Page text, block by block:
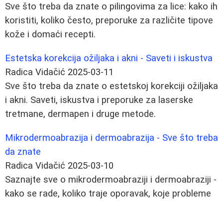
Sve što treba da znate o pilingovima za lice: kako ih
koristiti, koliko često, preporuke za različite tipove
kože i domaći recepti.
Estetska korekcija ožiljaka i akni - Saveti i iskustva
Radica Vidačić 2025-03-11
Sve što treba da znate o estetskoj korekciji ožiljaka
i akni. Saveti, iskustva i preporuke za laserske
tretmane, dermapen i druge metode.
Mikrodermoabrazija i dermoabrazija - Sve što treba
da znate
Radica Vidačić 2025-03-10
Saznajte sve o mikrodermoabraziji i dermoabraziji -
kako se rade, koliko traje oporavak, koje probleme